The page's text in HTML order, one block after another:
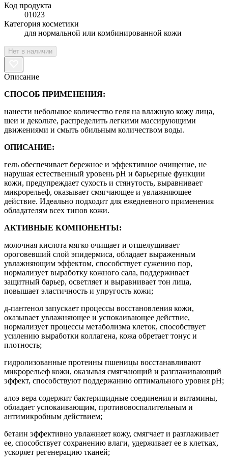
Код продукта
01023
Категория косметики
для нормальной или комбинированной кожи
Нет в наличии
Описание
СПОСОБ ПРИМЕНЕНИЯ:
нанести небольшое количество геля на влажную кожу лица,
шеи и декольте, распределить легкими массирующими
движениями и смыть обильным количеством воды.
ОПИСАНИЕ:
гель обеспечивает бережное и эффективное очищение, не
нарушая естественный уровень pH и барьерные функции
кожи, предупреждает сухость и стянутость, выравнивает
микрорельеф, оказывает смягчающее и увлажняющее
действие. Идеально подходит для ежедневного применения
обладателям всех типов кожи.
АКТИВНЫЕ КОМПОНЕНТЫ:
молочная кислота мягко очищает и отшелушивает
ороговевший слой эпидермиса, обладает выраженным
увлажняющим эффектом, способствует сужению пор,
нормализует выработку кожного сала, поддерживает
защитный барьер, осветляет и выравнивает тон лица,
повышает эластичность и упругость кожи;
д-пантенол запускает процессы восстановления кожи,
оказывает увлажняющее и успокаивающее действие,
нормализует процессы метаболизма клеток, способствует
усилению выработки коллагена, кожа обретает тонус и
плотность;
гидролизованные протеины пшеницы восстанавливают
микрорельеф кожи, оказывая смягчающий и разглаживающий
эффект, способствуют поддержанию оптимального уровня рН;
алоэ вера содержит бактерицидные соединения и витамины,
обладает успокаивающим, противовоспалительным и
антимикробным действием;
бетаин эффективно увлажняет кожу, смягчает и разглаживает
ее, способствует сохранению влаги, удерживает ее в клетках,
ускоряет регенерацию тканей;